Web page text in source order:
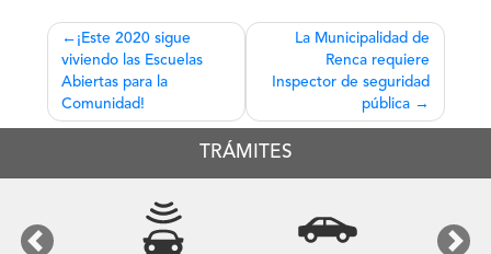
Navegación
de
entradas
¡Este 2020 sigue
viviendo las Escuelas
Abiertas para la
Comunidad!
La Municipalidad de
Renca requiere
Inspector de seguridad
pública
TRÁMITES
Previous Next